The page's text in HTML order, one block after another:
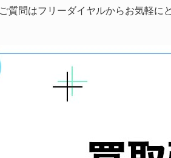
質問はフリーダイヤルからお気軽に